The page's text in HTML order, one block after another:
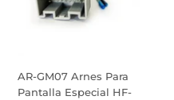
AR-GM07 Arnes Para
Pantalla Especial HF-